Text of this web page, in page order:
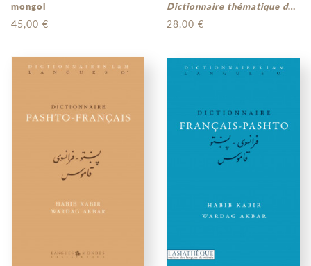
mongol
45,00 €
Dictionnaire thématique des
proverbes et expressions
courantes du persan
28,00 €